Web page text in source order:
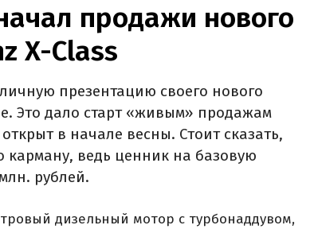
продажи нового
X-Class
презентацию своего нового
Это дало старт «живым» продажам
в начале весны. Стоит сказать,
карману, ведь ценник на базовую
рублей.
дизельный мотор с турбонаддувом,